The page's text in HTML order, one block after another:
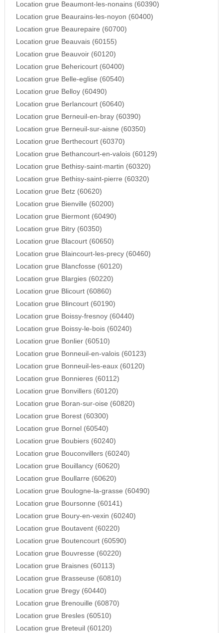
Location grue Beaumont-les-nonains (60390)
Location grue Beaurains-les-noyon (60400)
Location grue Beaurepaire (60700)
Location grue Beauvais (60155)
Location grue Beauvoir (60120)
Location grue Behericourt (60400)
Location grue Belle-eglise (60540)
Location grue Belloy (60490)
Location grue Berlancourt (60640)
Location grue Berneuil-en-bray (60390)
Location grue Berneuil-sur-aisne (60350)
Location grue Berthecourt (60370)
Location grue Bethancourt-en-valois (60129)
Location grue Bethisy-saint-martin (60320)
Location grue Bethisy-saint-pierre (60320)
Location grue Betz (60620)
Location grue Bienville (60200)
Location grue Biermont (60490)
Location grue Bitry (60350)
Location grue Blacourt (60650)
Location grue Blaincourt-les-precy (60460)
Location grue Blancfosse (60120)
Location grue Blargies (60220)
Location grue Blicourt (60860)
Location grue Blincourt (60190)
Location grue Boissy-fresnoy (60440)
Location grue Boissy-le-bois (60240)
Location grue Bonlier (60510)
Location grue Bonneuil-en-valois (60123)
Location grue Bonneuil-les-eaux (60120)
Location grue Bonnieres (60112)
Location grue Bonvillers (60120)
Location grue Boran-sur-oise (60820)
Location grue Borest (60300)
Location grue Bornel (60540)
Location grue Boubiers (60240)
Location grue Bouconvillers (60240)
Location grue Bouillancy (60620)
Location grue Boullarre (60620)
Location grue Boulogne-la-grasse (60490)
Location grue Boursonne (60141)
Location grue Boury-en-vexin (60240)
Location grue Boutavent (60220)
Location grue Boutencourt (60590)
Location grue Bouvresse (60220)
Location grue Braisnes (60113)
Location grue Brasseuse (60810)
Location grue Bregy (60440)
Location grue Brenouille (60870)
Location grue Bresles (60510)
Location grue Breteuil (60120)